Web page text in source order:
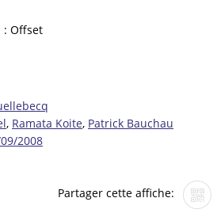
: Offset
, Ramata Koite, Patrick Bauchau
2008
Partager cette affiche: